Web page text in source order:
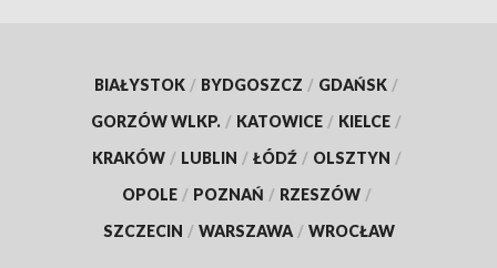
BIAŁYSTOK / BYDGOSZCZ / GDAŃSK /
GORZÓW WLKP. / KATOWICE / KIELCE /
KRAKÓW / LUBLIN / ŁÓDŹ / OLSZTYN /
OPOLE / POZNAŃ / RZESZÓW /
SZCZECIN / WARSZAWA / WROCŁAW